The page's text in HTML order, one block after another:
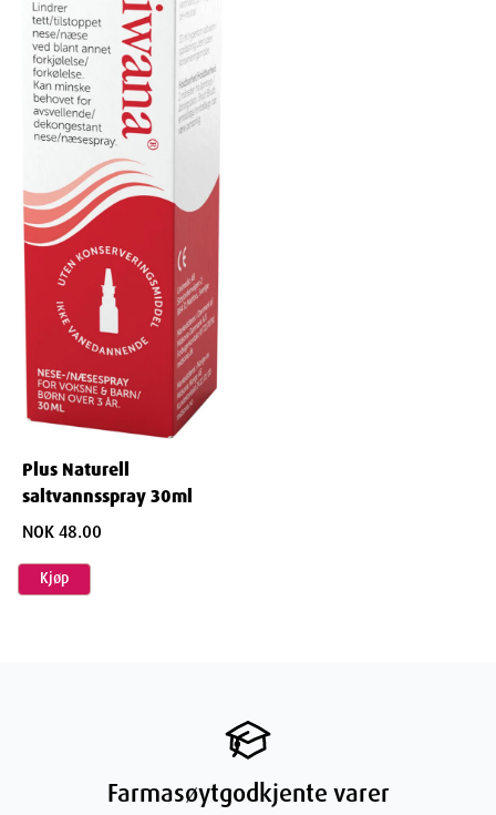
Height
Depth
Weight
Plus Naturell
saltvannsspray 30ml
NOK 48.00
Kjøp
Farmasøytgodkjente varer